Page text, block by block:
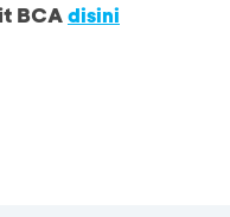
BCAdisini